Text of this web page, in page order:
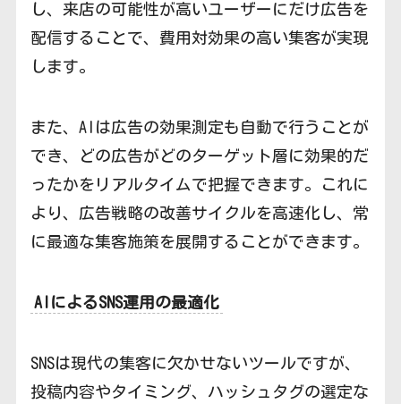
し、来店の可能性が高いユーザーにだけ広告を
配信することで、費用対効果の高い集客が実現
します。
また、AIは広告の効果測定も自動で行うことが
でき、どの広告がどのターゲット層に効果的だ
ったかをリアルタイムで把握できます。これに
より、広告戦略の改善サイクルを高速化し、常
に最適な集客施策を展開することができます。
AIによるSNS運用の最適化
SNSは現代の集客に欠かせないツールですが、
投稿内容やタイミング、ハッシュタグの選定な